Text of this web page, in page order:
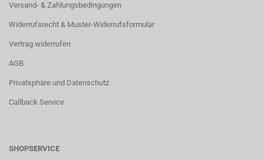
Versand- & Zahlungsbedingungen
Widerrufsrecht & Muster-Widerrufsformular
Vertrag widerrufen
AGB
Privatsphäre und Datenschutz
Callback Service
SHOPSERVICE